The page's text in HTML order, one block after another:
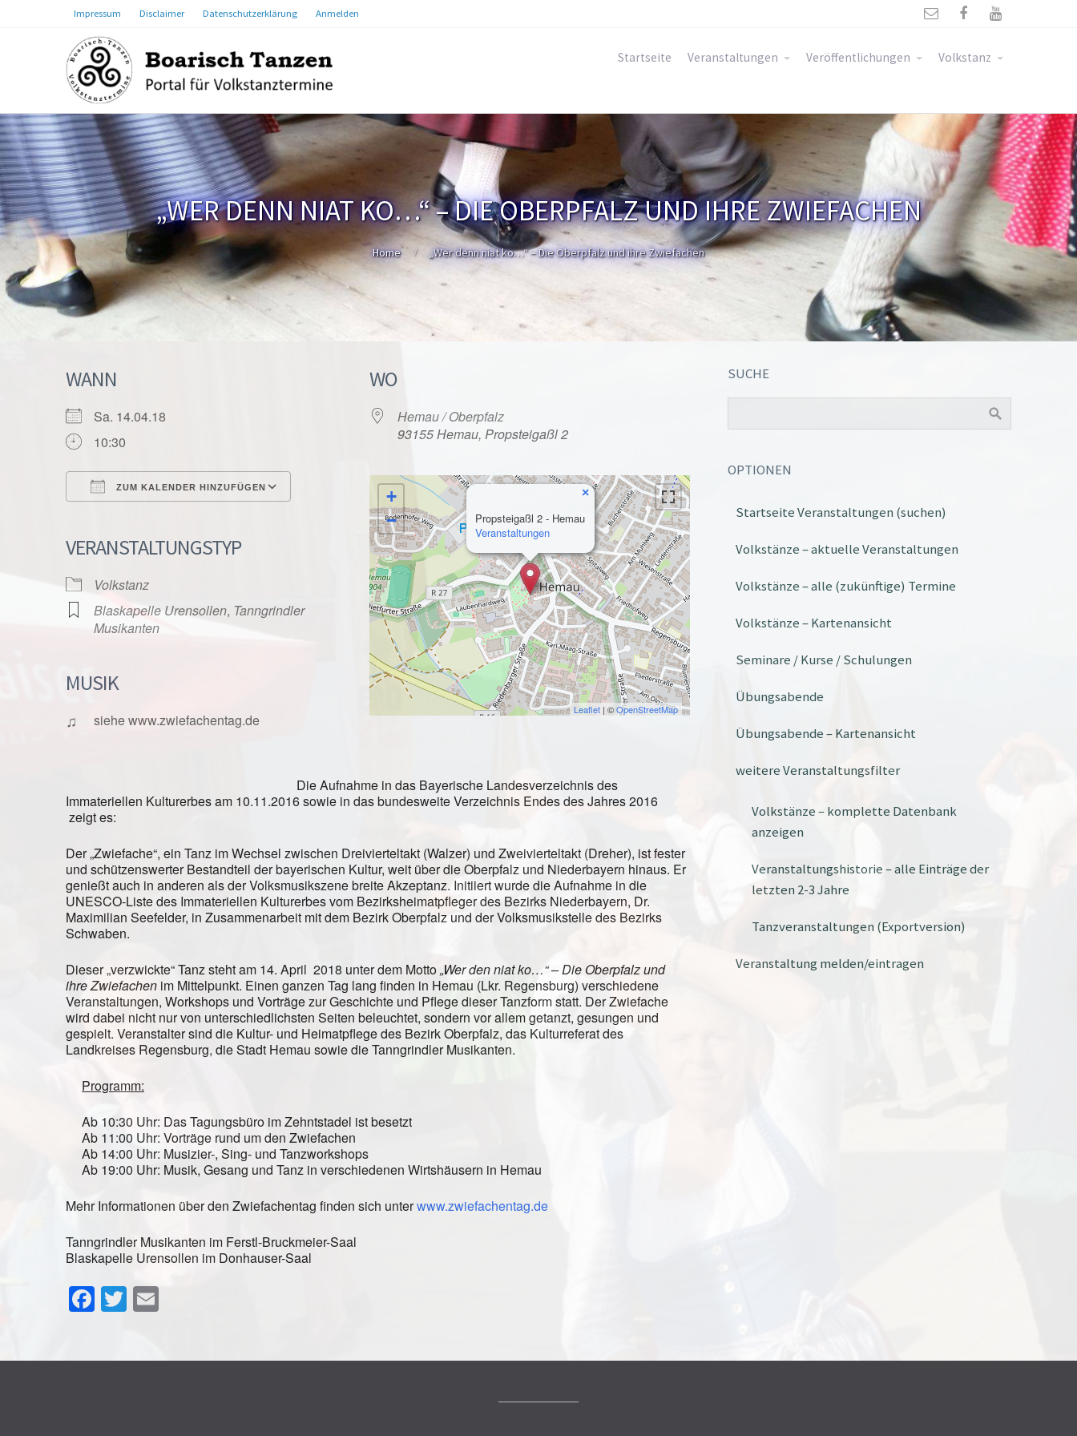
Impressum Disclaimer Datenschutzerklärung Anmelden   
Startseite Veranstaltungen Veröffentlichungen Volkstanz
„WER DENN NIAT KO…“ – DIE OBERPFALZ UND IHRE ZWIEFACHEN
Home „Wer denn niat ko…“ – Die Oberpfalz und ihre Zwiefachen
WANN
Sa. 14.04.18
10:30
ZUM KALENDER HINZUFÜGEN
Google Kalender iCalendar Office 365 Outlook Live
VERANSTALTUNGSTYP
Volkstanz
Blaskapelle Urensollen, Tanngrindler
Musikanten
MUSIK
♫ siehe www.zwiefachentag.de
WO
Hemau / Oberpfalz
93155 Hemau, Propsteigaßl 2
Propsteigaßl 2 - Hemau
Veranstaltungen
×
+
−
Leaflet| ©OpenStreetMap
Die Aufnahme in das Bayerische Landesverzeichnis des
Immateriellen Kulturerbes am 10.11.2016 sowie in das bundesweite Verzeichnis Endes des Jahres 2016
zeigt es:
Der „Zwiefache“, ein Tanz im Wechsel zwischen Dreivierteltakt (Walzer) und Zweivierteltakt (Dreher), ist fester
und schützenswerter Bestandteil der bayerischen Kultur, weit über die Oberpfalz und Niederbayern hinaus. Er
genießt auch in anderen als der Volksmusikszene breite Akzeptanz. Initiiert wurde die Aufnahme in die
UNESCO-Liste des Immateriellen Kulturerbes vom Bezirksheimatpfleger des Bezirks Niederbayern, Dr.
Maximilian Seefelder, in Zusammenarbeit mit dem Bezirk Oberpfalz und der Volksmusikstelle des Bezirks
Schwaben.
Dieser „verzwickte“ Tanz steht am 14. April 2018 unter dem Motto„Wer den niat ko…“ – Die Oberpfalz und
ihre Zwiefachen im Mittelpunkt. Einen ganzen Tag lang finden in Hemau (Lkr. Regensburg) verschiedene
Veranstaltungen, Workshops und Vorträge zur Geschichte und Pflege dieser Tanzform statt. Der Zwiefache
wird dabei nicht nur von unterschiedlichsten Seiten beleuchtet, sondern vor allem getanzt, gesungen und
gespielt. Veranstalter sind die Kultur- und Heimatpflege des Bezirk Oberpfalz, das Kulturreferat des
Landkreises Regensburg, die Stadt Hemau sowie die Tanngrindler Musikanten.
Programm:
Ab 10:30 Uhr: Das Tagungsbüro im Zehntstadel ist besetzt
Ab 11:00 Uhr: Vorträge rund um den Zwiefachen
Ab 14:00 Uhr: Musizier-, Sing- und Tanzworkshops
Ab 19:00 Uhr: Musik, Gesang und Tanz in verschiedenen Wirtshäusern in Hemau
Mehr Informationen über den Zwiefachentag finden sich unterwww.zwiefachentag.de
Tanngrindler Musikanten im Ferstl-Bruckmeier-Saal
Blaskapelle Urensollen im Donhauser-Saal
Facebook
Twitter
SUCHE
OPTIONEN
Startseite Veranstaltungen (suchen)
Volkstänze – aktuelle Veranstaltungen
Volkstänze – alle (zukünftige) Termine
Volkstänze – Kartenansicht
Seminare / Kurse / Schulungen
Übungsabende
Übungsabende – Kartenansicht
weitere Veranstaltungsfilter
Volkstänze – komplette Datenbank
anzeigen
Veranstaltungshistorie – alle Einträge der
letzten 2-3 Jahre
Tanzveranstaltungen (Exportversion)
Veranstaltung melden/eintragen